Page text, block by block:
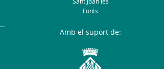
Fonts
Amb el suport de: